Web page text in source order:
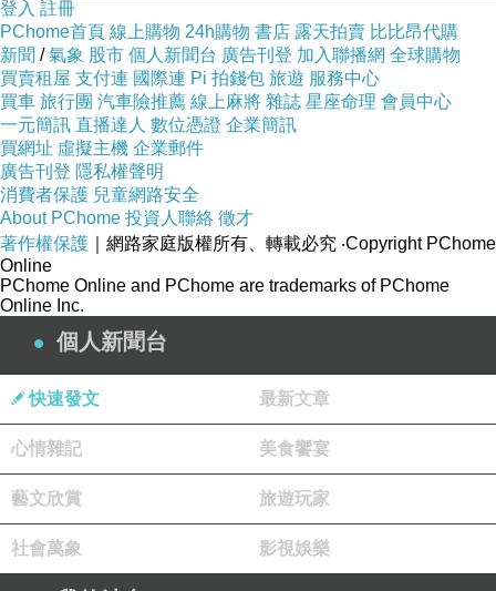
登入 註冊
PChome首頁 線上購物 24h購物 書店 露天拍賣 比比昂代購
新聞 /氣象 股市 個人新聞台 廣告刊登 加入聯播網 全球購物
買賣租屋 支付連 國際連 Pi 拍錢包 旅遊 服務中心
買車 旅行團 汽車險推薦 線上麻將 雜誌 星座命理 會員中心
一元簡訊 直播達人 數位憑證 企業簡訊
買網址 虛擬主機 企業郵件
廣告刊登 隱私權聲明
消費者保護 兒童網路安全
About PChome 投資人聯絡 徵才
著作權保護 ｜網路家庭版權所有、轉載必究 ‧Copyright PChome
Online
PChome Online and PChome are trademarks of PChome
Online Inc.
個人新聞台
快速發文 最新文章
心情雜記 美食饗宴
藝文欣賞 旅遊玩家
社會萬象 影視娛樂